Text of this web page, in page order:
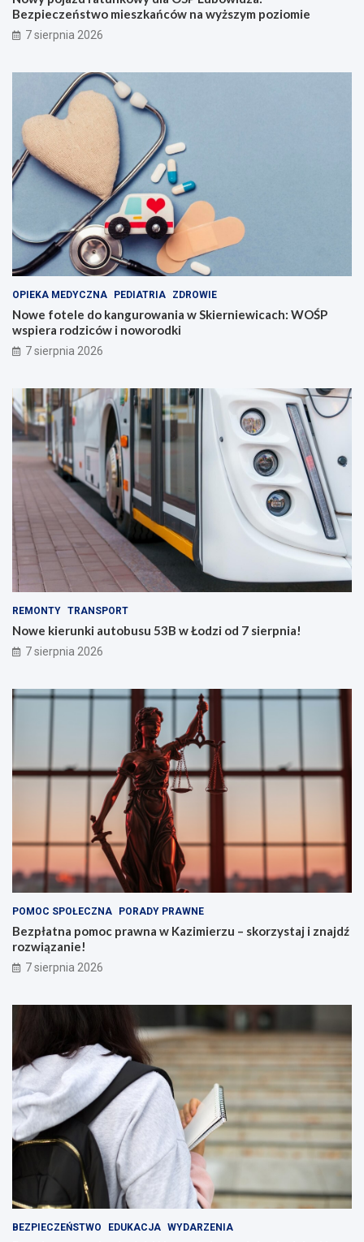
Bezpieczeństwo mieszkańców na wyższym poziomie
7 sierpnia 2026
OPIEKA MEDYCZNA PEDIATRIA ZDROWIE
Nowe fotele do kangurowania w Skierniewicach: WOŚP
wspiera rodziców i noworodki
7 sierpnia 2026
REMONTY TRANSPORT
Nowe kierunki autobusu 53B w Łodzi od 7 sierpnia!
7 sierpnia 2026
POMOC SPOŁECZNA PORADY PRAWNE
Bezpłatna pomoc prawna w Kazimierzu – skorzystaj i znajdź
rozwiązanie!
7 sierpnia 2026
BEZPIECZEŃSTWO EDUKACJA WYDARZENIA